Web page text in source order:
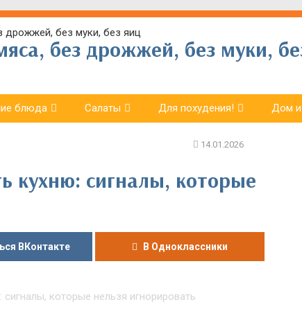
без дрожжей, без муки,
блюда Салаты Для похудения! Дом и
кухню: сигналы, которые
ВКонтакте В Одноклассники